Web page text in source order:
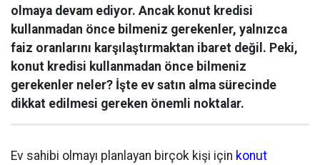
olmaya devam ediyor. Ancak konut kredisi
kullanmadan önce bilmeniz gerekenler, yalnızca
faiz oranlarını karşılaştırmaktan ibaret değil. Peki,
konut kredisi kullanmadan önce bilmeniz
gerekenler neler? İşte ev satın alma sürecinde
dikkat edilmesi gereken önemli noktalar.
Ev sahibi olmayı planlayan birçok kişi için konut